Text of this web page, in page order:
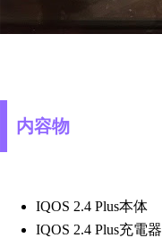
内容物
IQOS 2.4 Plus本体
IQOS 2.4 Plus充電器